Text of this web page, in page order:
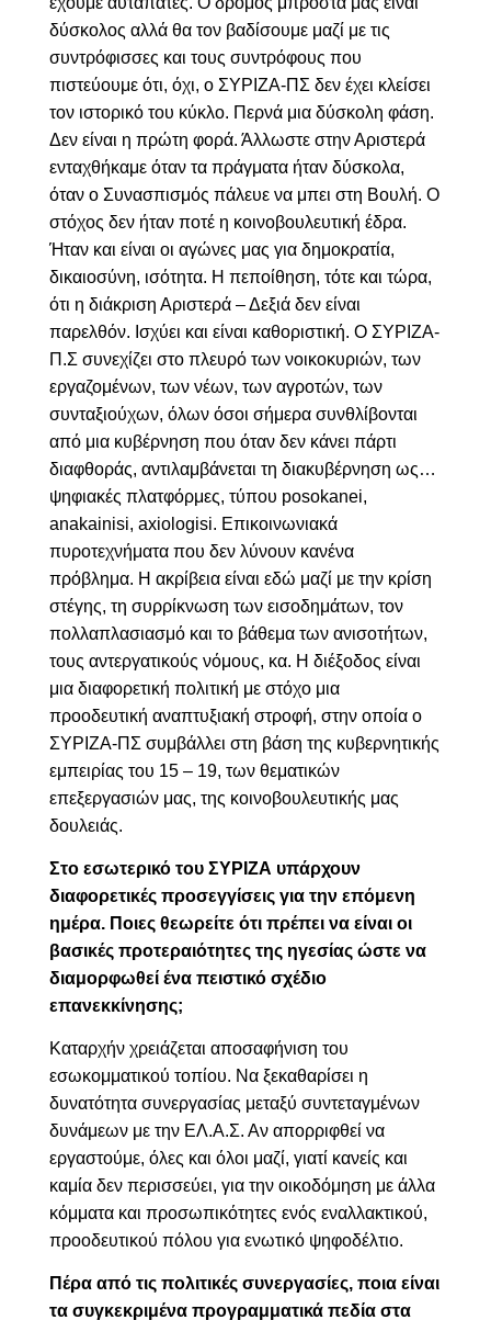
δύσκολος αλλά θα τον βαδίσουμε μαζί με τις
συντρόφισσες και τους συντρόφους που
πιστεύουμε ότι, όχι, ο ΣΥΡΙΖΑ-ΠΣ δεν έχει κλείσει
τον ιστορικό του κύκλο. Περνά μια δύσκολη φάση.
Δεν είναι η πρώτη φορά. Άλλωστε στην Αριστερά
ενταχθήκαμε όταν τα πράγματα ήταν δύσκολα,
όταν ο Συνασπισμός πάλευε να μπει στη Βουλή. Ο
στόχος δεν ήταν ποτέ η κοινοβουλευτική έδρα.
Ήταν και είναι οι αγώνες μας για δημοκρατία,
δικαιοσύνη, ισότητα. Η πεποίθηση, τότε και τώρα,
ότι η διάκριση Αριστερά – Δεξιά δεν είναι
παρελθόν. Ισχύει και είναι καθοριστική. Ο ΣΥΡΙΖΑ-
Π.Σ συνεχίζει στο πλευρό των νοικοκυριών, των
εργαζομένων, των νέων, των αγροτών, των
συνταξιούχων, όλων όσοι σήμερα συνθλίβονται
από μια κυβέρνηση που όταν δεν κάνει πάρτι
διαφθοράς, αντιλαμβάνεται τη διακυβέρνηση ως…
ψηφιακές πλατφόρμες, τύπου posokanei,
anakainisi, axiologisi. Επικοινωνιακά
πυροτεχνήματα που δεν λύνουν κανένα
πρόβλημα. Η ακρίβεια είναι εδώ μαζί με την κρίση
στέγης, τη συρρίκνωση των εισοδημάτων, τον
πολλαπλασιασμό και το βάθεμα των ανισοτήτων,
τους αντεργατικούς νόμους, κα. Η διέξοδος είναι
μια διαφορετική πολιτική με στόχο μια
προοδευτική αναπτυξιακή στροφή, στην οποία ο
ΣΥΡΙΖΑ-ΠΣ συμβάλλει στη βάση της κυβερνητικής
εμπειρίας του 15 – 19, των θεματικών
επεξεργασιών μας, της κοινοβουλευτικής μας
δουλειάς.
Στο εσωτερικό του ΣΥΡΙΖΑ υπάρχουν
διαφορετικές προσεγγίσεις για την επόμενη
ημέρα. Ποιες θεωρείτε ότι πρέπει να είναι οι
βασικές προτεραιότητες της ηγεσίας ώστε να
διαμορφωθεί ένα πειστικό σχέδιο
επανεκκίνησης;
Καταρχήν χρειάζεται αποσαφήνιση του
εσωκομματικού τοπίου. Να ξεκαθαρίσει η
δυνατότητα συνεργασίας μεταξύ συντεταγμένων
δυνάμεων με την ΕΛ.Α.Σ. Αν απορριφθεί να
εργαστούμε, όλες και όλοι μαζί, γιατί κανείς και
καμία δεν περισσεύει, για την οικοδόμηση με άλλα
κόμματα και προσωπικότητες ενός εναλλακτικού,
προοδευτικού πόλου για ενωτικό ψηφοδέλτιο.
Πέρα από τις πολιτικές συνεργασίες, ποια είναι
τα συγκεκριμένα προγραμματικά πεδία στα